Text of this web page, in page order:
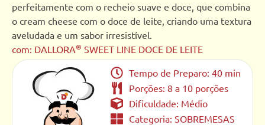
perfeitamente com o recheio suave e doce, que combina
o cream cheese com o doce de leite, criando uma textura
aveludada e um sabor irresistível.
com: DALLORA® SWEET LINE DOCE DE LEITE
Tempo de Preparo: 40 min
Porções: 8 a 10 porções
Dificuldade: Médio
Categoria:SOBREMESAS